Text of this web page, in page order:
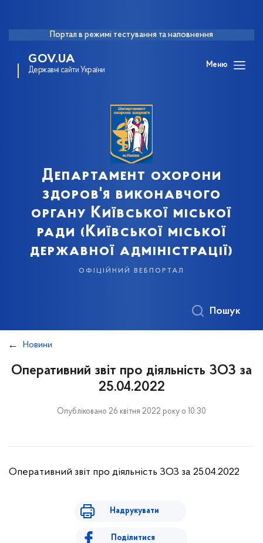
Портал в режимі тестування та наповнення
GOV.UA
Державні сайти України
Меню
Департамент охорони
здоров'я виконавчого
органу Київської міської
ради (Київської міської
державної адміністрації)
офіційний вебпортал
Пошук
Новини
Оперативний звіт про діяльність ЗОЗ за
25.04.2022
Опубліковано 26 квітня 2022 року о 10:30
Оперативний звіт про діяльність ЗОЗ за 25.04.2022
Надрукувати
Поділитися